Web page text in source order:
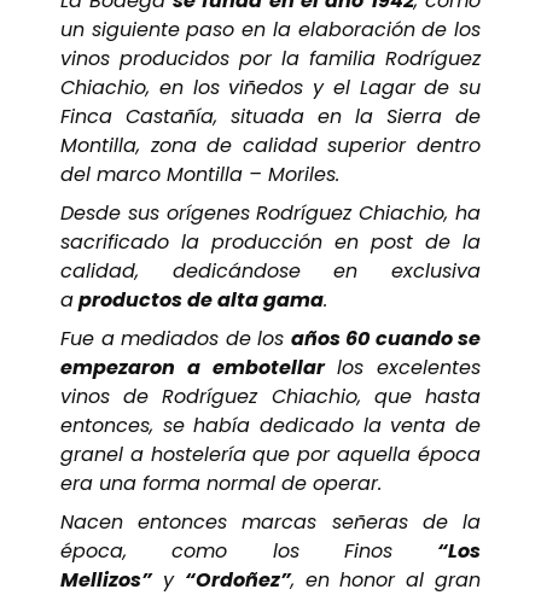
un siguiente paso en la elaboración de los
vinos producidos por la familia Rodríguez
Chiachio, en los viñedos y el Lagar de su
Finca Castañía, situada en la Sierra de
Montilla, zona de calidad superior dentro
del marco Montilla – Moriles.
Desde sus orígenes Rodríguez Chiachio, ha
sacrificado la producción en post de la
calidad, dedicándose en exclusiva
aproductos de alta gama.
Fue a mediados de los años 60 cuando se
empezaron a embotellarlos excelentes
vinos de Rodríguez Chiachio, que hasta
entonces, se había dedicado la venta de
granel a hostelería que por aquella época
era una forma normal de operar.
Nacen entonces marcas señeras de la
época, como los Finos “Los
Mellizos”y “Ordoñez”, en honor al gran